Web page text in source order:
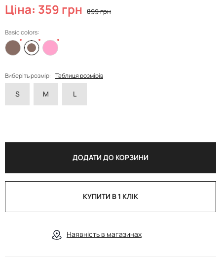
Ціна: 359 грн 899 грн
Basic colors:
Виберіть розмір: Таблиця розмірів
S M L
ДОДАТИ ДО КОРЗИНИ
КУПИТИ В 1 КЛІК
Наявність в магазинах